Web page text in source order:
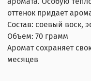
оттенок придает
Состав: соевый воск,
Объем: 70 грамм
Аромат сохраняет
месяцев